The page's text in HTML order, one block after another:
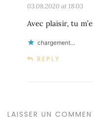
03.08.2020 at 18:03
Avec plaisir, tu
chargement…
REPLY
LAISSER UN